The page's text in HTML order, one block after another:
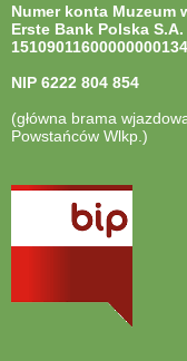
Numer konta Muzeum
Erste Bank Polska S.A.
NIP 6222 804 854
(główna brama
Powstańców Wlkp.)
otwiera
nowej